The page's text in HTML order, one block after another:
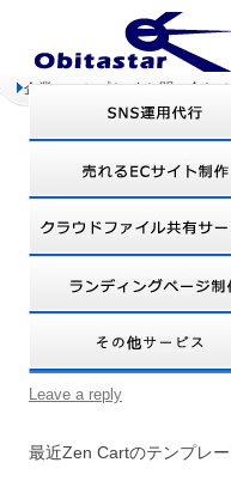
企業コンセプト お問い合わせ
オビタスター
得情報、
Zen Cartのテンプ
Leave a reply
最近Zen Cartのテンプレー